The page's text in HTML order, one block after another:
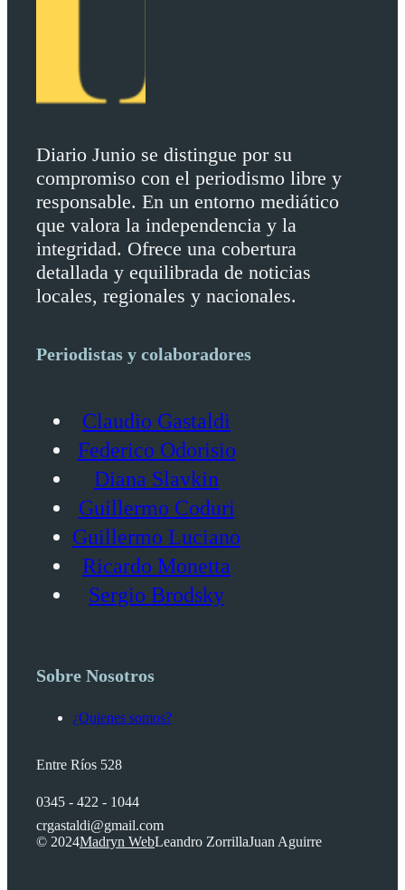
Diario Junio se distingue por su
compromiso con el periodismo libre y
responsable. En un entorno mediático
que valora la independencia y la
integridad. Ofrece una cobertura
detallada y equilibrada de noticias
locales, regionales y nacionales.
Periodistas y colaboradores
Claudio Gastaldi
Federico Odorisio
Diana Slavkin
Guillermo Coduri
Guillermo Luciano
Ricardo Monetta
Sergio Brodsky
Sobre Nosotros
¿Quienes somos?
Entre Ríos 528
0345 - 422 - 1044
crgastaldi@gmail.com
© 2024Madryn WebLeandro ZorrillaJuan Aguirre